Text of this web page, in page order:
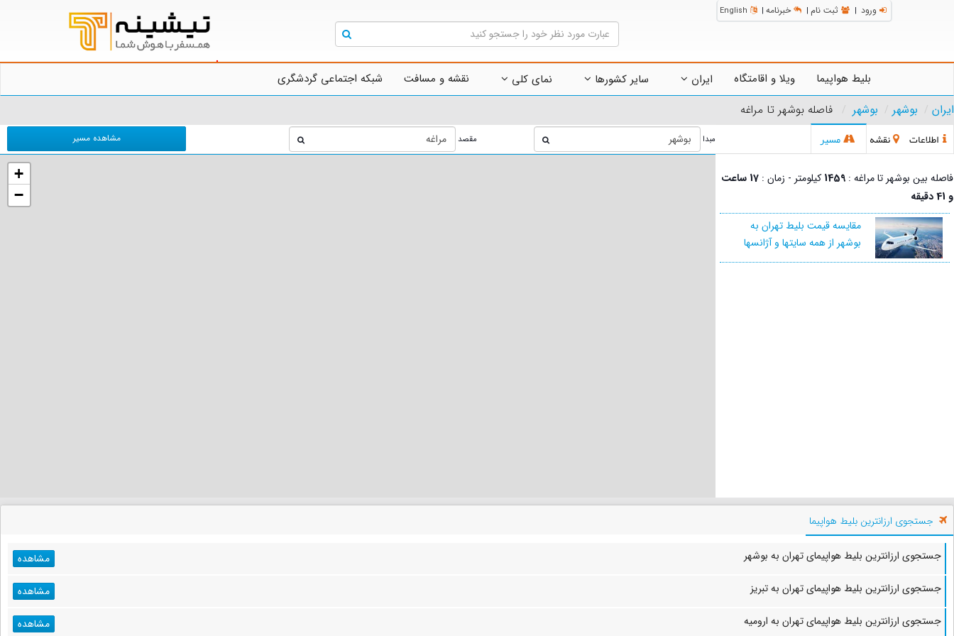
ورود | ثبت نام | خبرنامه |
English
بلیط هواپیما ویلا و اقامتگاه ایران سایر کشورها نمای کلی نقشه و مسافت
شبکه اجتماعی گردشگری
ایران
بوشهر بوشهر فاصله بوشهر تا مراغه
اطلاعات نقشه مسیر مبدا مقصد مشاهده مسیر
+
−
فاصله بین بوشهر تا مراغه : 1459کیلومتر - زمان :
17 ساعت
و 41 دقیقه
مقایسه قیمت بلیط تهران به
بوشهر از همه سایتها و آژانسها
جستجوی ارزانترین بلیط هواپیما
جستجوی ارزانترین بلیط هواپیمای تهران به بوشهر
مشاهده
جستجوی ارزانترین بلیط هواپیمای تهران به تبریز
مشاهده
جستجوی ارزانترین بلیط هواپیمای تهران به ارومیه
مشاهده